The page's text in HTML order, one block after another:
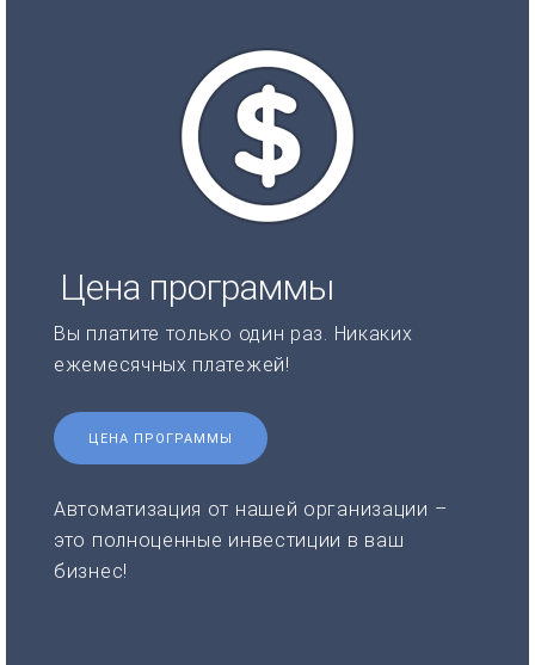
Цена программы
Вы платите только один раз. Никаких
ежемесячных платежей!
ЦЕНА ПРОГРАММЫ
Автоматизация от нашей организации –
это полноценные инвестиции в ваш
бизнес!